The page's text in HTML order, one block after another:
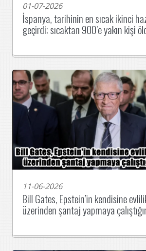
01-07-2026
İspanya, tarihinin en sıcak ikinci
geçirdi; sıcaktan 900’e yakın kişi
11-06-2026
Bill Gates, Epstein’in kendisine
üzerinden şantaj yapmaya